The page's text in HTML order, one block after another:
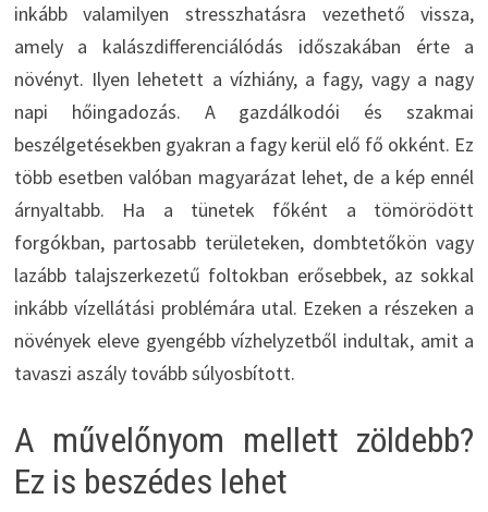
inkább valamilyen stresszhatásra vezethető vissza,
amely a kalászdifferenciálódás időszakában érte a
növényt. Ilyen lehetett a vízhiány, a fagy, vagy a nagy
napi hőingadozás. A gazdálkodói és szakmai
beszélgetésekben gyakran a fagy kerül elő fő okként. Ez
több esetben valóban magyarázat lehet, de a kép ennél
árnyaltabb. Ha a tünetek főként a tömörödött
forgókban, partosabb területeken, dombtetőkön vagy
lazább talajszerkezetű foltokban erősebbek, az sokkal
inkább vízellátási problémára utal. Ezeken a részeken a
növények eleve gyengébb vízhelyzetből indultak, amit a
tavaszi aszály tovább súlyosbított.
A művelőnyom mellett zöldebb?
Ez is beszédes lehet